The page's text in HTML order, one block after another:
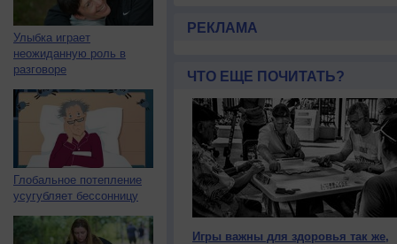
Улыбка играет
неожиданную роль в
разговоре
Глобальное потепление
усугубляет бессонницу
РЕКЛАМА
ЧТО ЕЩЕ ПОЧИТАТЬ?
Игры важны для здоровья так же,